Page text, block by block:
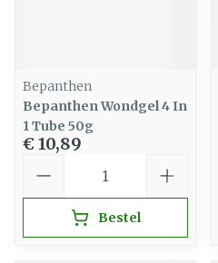
Bepanthen
Bepanthen Wondgel 4 In
1 Tube 50g
€ 10,89
Bestel